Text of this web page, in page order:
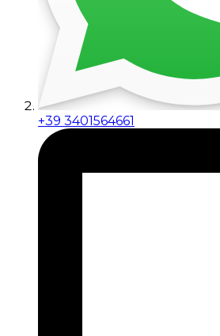
+39 3401564661